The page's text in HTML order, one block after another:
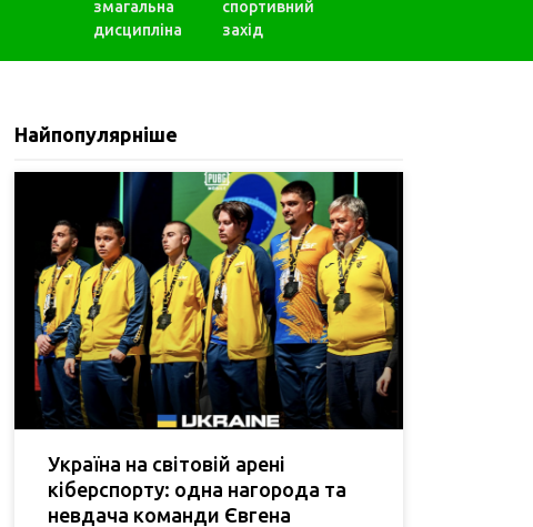
змагальна
дисципліна
спортивний
захід
Найпопулярніше
Україна на світовій арені
кіберспорту: одна нагорода та
невдача команди Євгена